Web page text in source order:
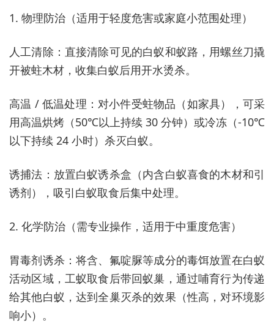
1. 物理防治（适用于轻度危害或家庭小范围处理）
人工清除：直接清除可见的白蚁和蚁路，用螺丝刀撬
开被蛀木材，收集白蚁后用开水烫杀。
高温 / 低温处理：对小件受蛀物品（如家具），可采
用高温烘烤（50℃以上持续 30 分钟）或冷冻（-10℃
以下持续 24 小时）杀灭白蚁。
诱捕法：放置白蚁诱杀盒（内含白蚁喜食的木材和引
诱剂），吸引白蚁取食后集中处理。
2. 化学防治（需专业操作，适用于中重度危害）
胃毒剂诱杀：将含、氟啶脲等成分的毒饵放置在白蚁
活动区域，工蚁取食后带回蚁巢，通过哺育行为传递
给其他白蚁，达到全巢灭杀的效果（性高，对环境影
响小）。